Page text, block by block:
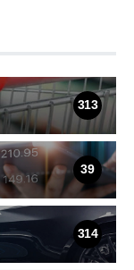
313
39
314